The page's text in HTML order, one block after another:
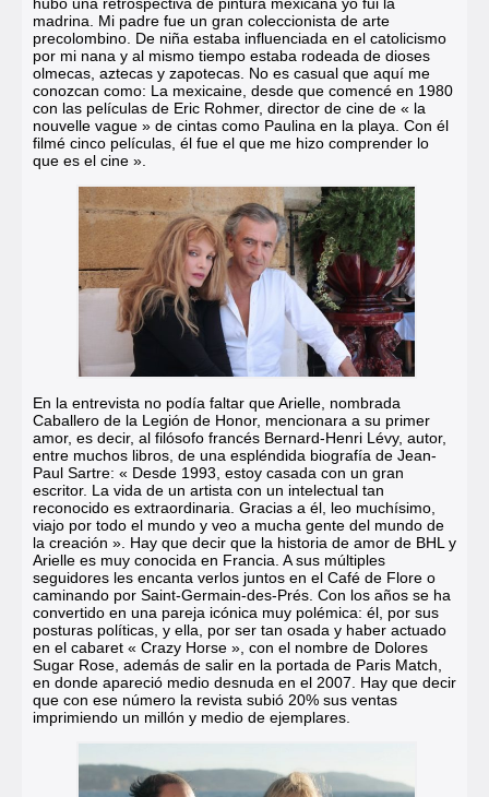
hubo una retrospectiva de pintura mexicana yo fui la
madrina. Mi padre fue un gran coleccionista de arte
precolombino. De niña estaba influenciada en el catolicismo
por mi nana y al mismo tiempo estaba rodeada de dioses
olmecas, aztecas y zapotecas. No es casual que aquí me
conozcan como: La mexicaine, desde que comencé en 1980
con las películas de Eric Rohmer, director de cine de « la
nouvelle vague » de cintas como Paulina en la playa. Con él
filmé cinco películas, él fue el que me hizo comprender lo
que es el cine ».
En la entrevista no podía faltar que Arielle, nombrada
Caballero de la Legión de Honor, mencionara a su primer
amor, es decir, al filósofo francés Bernard-Henri Lévy, autor,
entre muchos libros, de una espléndida biografía de Jean-
Paul Sartre: « Desde 1993, estoy casada con un gran
escritor. La vida de un artista con un intelectual tan
reconocido es extraordinaria. Gracias a él, leo muchísimo,
viajo por todo el mundo y veo a mucha gente del mundo de
la creación ». Hay que decir que la historia de amor de BHL y
Arielle es muy conocida en Francia. A sus múltiples
seguidores les encanta verlos juntos en el Café de Flore o
caminando por Saint-Germain-des-Prés. Con los años se ha
convertido en una pareja icónica muy polémica: él, por sus
posturas políticas, y ella, por ser tan osada y haber actuado
en el cabaret « Crazy Horse », con el nombre de Dolores
Sugar Rose, además de salir en la portada de Paris Match,
en donde apareció medio desnuda en el 2007. Hay que decir
que con ese número la revista subió 20% sus ventas
imprimiendo un millón y medio de ejemplares.